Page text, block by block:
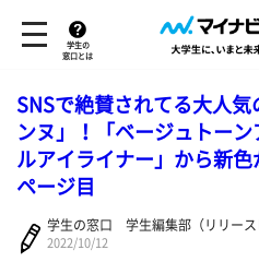
学生の
窓口とは
SNSで絶賛されてる大人
ンヌ」！「ベージュトー
ルアイライナー」から新
ページ目
学生の窓口 学生編集部（リリース
2022/10/12